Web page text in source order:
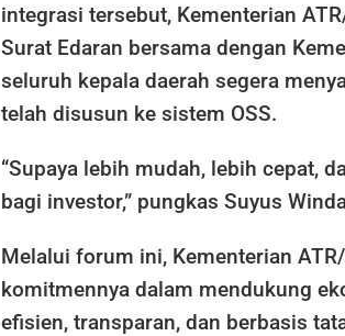
integrasi tersebut, Kementerian
Surat Edaran bersama dengan
seluruh kepala daerah segera
telah disusun ke sistem OSS.
“Supaya lebih mudah, lebih cepat,
bagi investor,” pungkas Suyus
Melalui forum ini, Kementerian
komitmennya dalam mendukung
efisien, transparan, dan berbasis